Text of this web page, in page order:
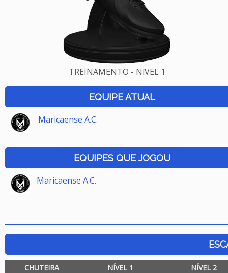
TREINAMENTO - NíVEL 1
EQUIPE ATUAL
Maricaense A.C.
EQUIPES QUE JOGOU
Maricaense A.C.
CHUTEIRA NÍVEL 1 NÍVEL 2